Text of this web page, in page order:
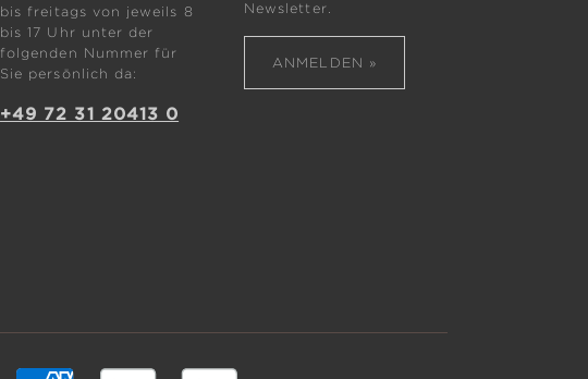
bis freitags von jeweils 8
bis 17 Uhr unter der
folgenden Nummer für
Sie persönlich da:
+49 72 31 20413 0
Newsletter.
ANMELDEN »